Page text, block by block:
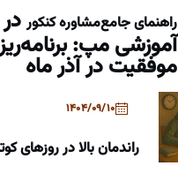
راهنمای جامعمشاوره کنکوردر
آموزشی مپ:
موفقیت در آذر ماه
1404/09/10
راندمان بالا در روزهای